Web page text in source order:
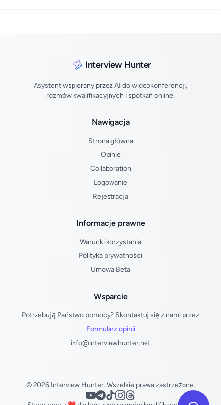
Interview Hunter
Asystent wspierany przez AI do wideokonferencji,
rozmów kwalifikacyjnych i spotkań online.
Nawigacja
Strona główna
Opinie
Collaboration
Logowanie
Rejestracja
Informacje prawne
Warunki korzystania
Polityka prywatności
Umowa Beta
Wsparcie
Potrzebują Państwo pomocy? Skontaktuj się z nami przez
Formularz opinii
info@interviewhunter.net
© 2026 Interview Hunter. Wszelkie prawa zastrzeżone.